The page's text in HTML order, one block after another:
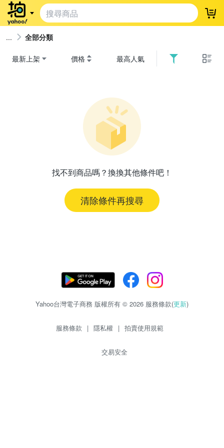
登
全部分類
最新上架 價格 最高人氣
找不到商品嗎？換換其他條件吧！
清除條件再搜尋
Yahoo台灣電子商務 版權所有 © 2026 服務條款(更新)
服務條款 | 隱私權 | 拍賣使用規範
交易安全